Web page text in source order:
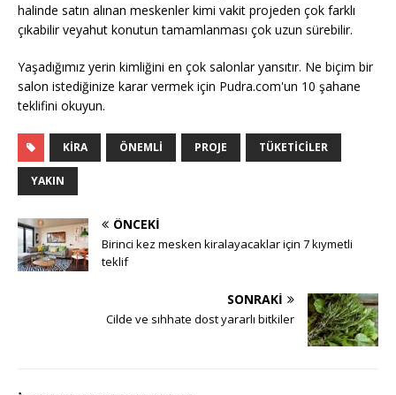
halinde satın alınan meskenler kimi vakit projeden çok farklı
çıkabilir veyahut konutun tamamlanması çok uzun sürebilir.
Yaşadığımız yerin kimliğini en çok salonlar yansıtır. Ne biçim bir
salon istediğinize karar vermek için Pudra.com'un 10 şahane
teklifini okuyun.
KIRA ÖNEMLI PROJE TÜKETICILER
YAKIN
ÖNCEKI
Birinci kez mesken kiralayacaklar için 7 kıymetli
teklif
SONRAKI
Cilde ve sıhhate dost yararlı bitkiler